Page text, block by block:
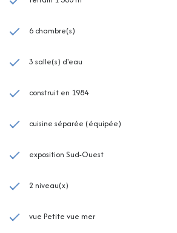
6 chambre(s)
3 salle(s) d'eau
construit en 1984
cuisine séparée (équipée)
exposition Sud-Ouest
2 niveau(x)
vue Petite vue mer